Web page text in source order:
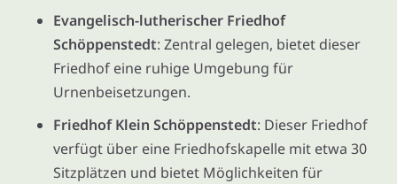
Evangelisch-lutherischer Friedhof
Schöppenstedt: Zentral gelegen, bietet dieser
Friedhof eine ruhige Umgebung für
Urnenbeisetzungen.
Friedhof Klein Schöppenstedt: Dieser Friedhof
verfügt über eine Friedhofskapelle mit etwa 30
Sitzplätzen und bietet Möglichkeiten für